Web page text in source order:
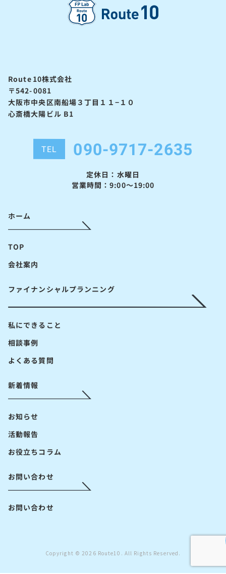
Route10株式会社
〒542-0081
大阪市中央区南船場３丁目１１−１０
心斎橋大陽ビル B1
TEL 090-9717-2635
定休日：水曜日
営業時間：9:00～19:00
ホーム
TOP
会社案内
ファイナンシャルプランニング
私にできること
相談事例
よくある質問
新着情報
お知らせ
活動報告
お役立ちコラム
お問い合わせ
お問い合わせ
Copyright © 2026 Route10. All Rights Reserved.